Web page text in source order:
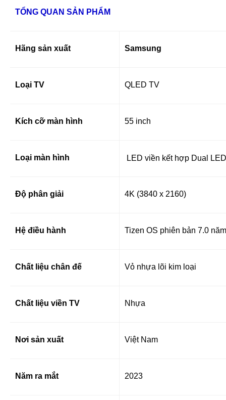
TỔNG QUAN SẢN PHẨM
Hãng sản xuất Samsung
Loại TV QLED TV
Kích cỡ màn hình 55 inch
Loại màn hình LED viền kết hợp Dual
Độ phân giải 4K (3840 x 2160)
Hệ điều hành Tizen OS phiên bản 7.0
Chất liệu chân đế Vỏ nhựa lõi kim loại
Chất liệu viền TV Nhựa
Nơi sản xuất Việt Nam
Năm ra mắt 2023